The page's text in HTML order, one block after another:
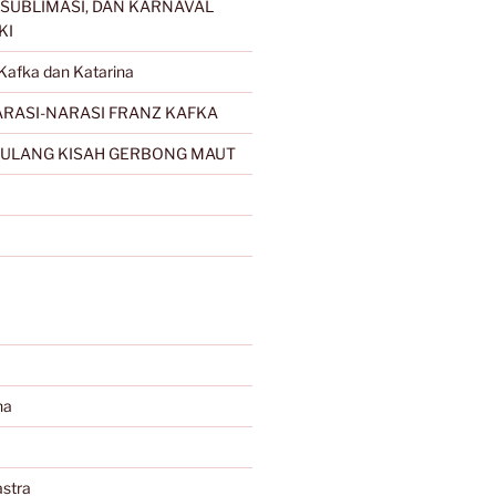
DAN KARNAVAL
dan Katarina
NARASI FRANZ KAFKA
KISAH GERBONG MAUT